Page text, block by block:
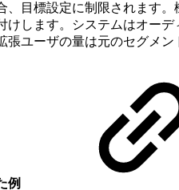
目標設定に制限されます
します。システムはオー
ユーザの量は元のセグメ
例